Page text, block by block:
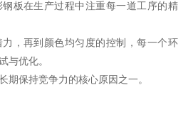
板在生产过程中注重每一道工序的精
，再到颜色均匀度的控制，每一个环
与优化。
期保持竞争力的核心原因之一。